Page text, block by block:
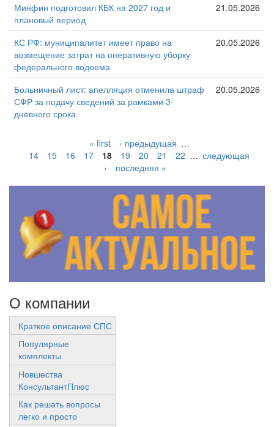
Минфин подготовил КБК на 2027 год и
плановый период
21.05.2026
КС РФ: муниципалитет имеет право на
возмещение затрат на оперативную уборку
федерального водоема
20.05.2026
Больничный лист: апелляция отменила штраф
СФР за подачу сведений за рамками 3-
дневного срока
20.05.2026
« first ‹ предыдущая …
14
15 16 17 18 19 20 21 22 … следующая
›
последняя »
О компании
Краткое описание СПС
Популярные
комплекты
Новшества
КонсультантПлюс
Как решать вопросы
легко и просто